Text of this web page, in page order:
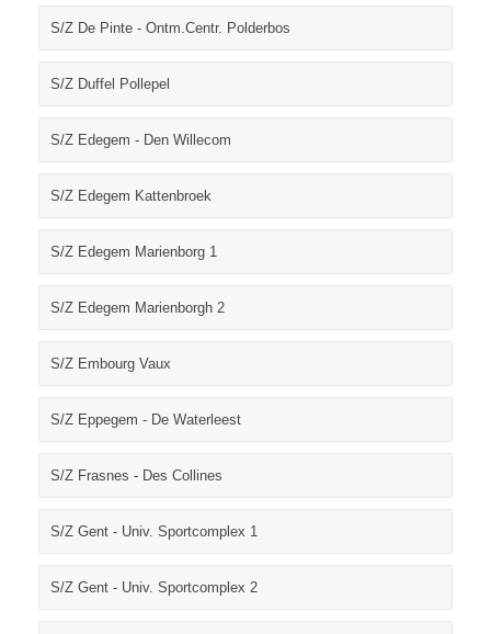
S/Z De Pinte - Ontm.Centr. Polderbos
S/Z Duffel Pollepel
S/Z Edegem - Den Willecom
S/Z Edegem Kattenbroek
S/Z Edegem Marienborg 1
S/Z Edegem Marienborgh 2
S/Z Embourg Vaux
S/Z Eppegem - De Waterleest
S/Z Frasnes - Des Collines
S/Z Gent - Univ. Sportcomplex 1
S/Z Gent - Univ. Sportcomplex 2